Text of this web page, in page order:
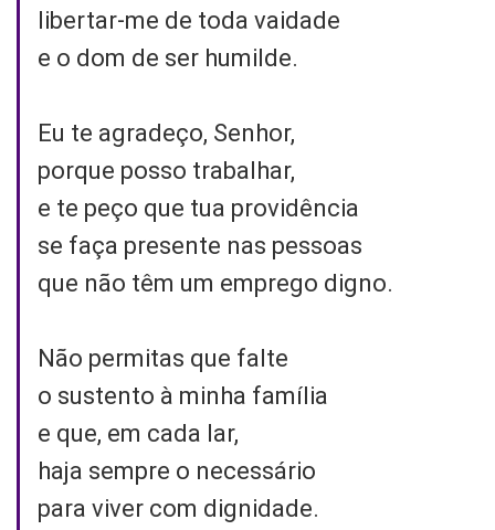
libertar-me de toda vaidade
e o dom de ser humilde.
Eu te agradeço, Senhor,
porque posso trabalhar,
e te peço que tua providência
se faça presente nas pessoas
que não têm um emprego digno.
Não permitas que falte
o sustento à minha família
e que, em cada lar,
haja sempre o necessário
para viver com dignidade.